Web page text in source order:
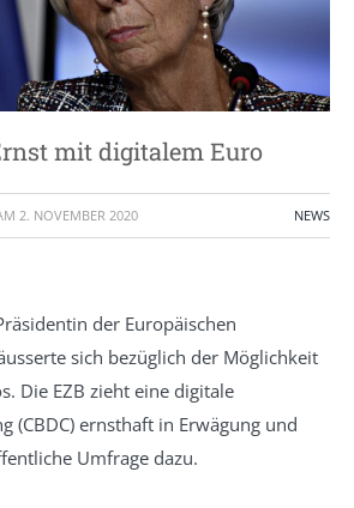
mit digitalem Euro
2. NOVEMBER 2020 NEWS
der Europäischen
sich bezüglich der Möglichkeit
Die EZB zieht eine digitale
(CBDC) ernsthaft in Erwägung und
Umfrage dazu.